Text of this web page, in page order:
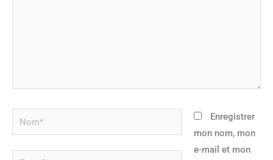
Nom*
Enregistrer
mon nom, mon
e-mail et mon